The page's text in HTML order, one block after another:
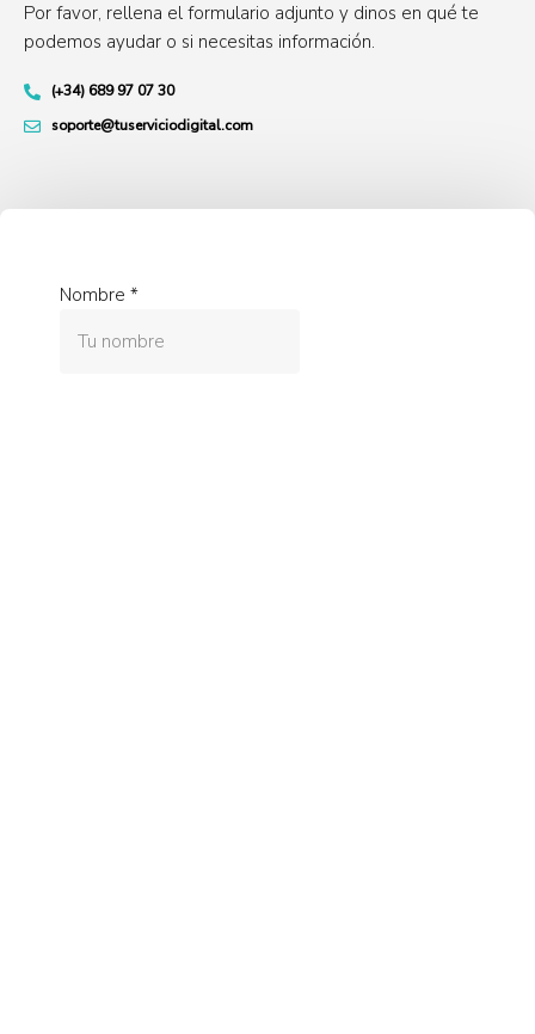
Por favor, rellena el formulario adjunto y dinos en qué te
podemos ayudar o si necesitas información.
(+34) 689 97 07 30
soporte@tuserviciodigital.com
Nombre *